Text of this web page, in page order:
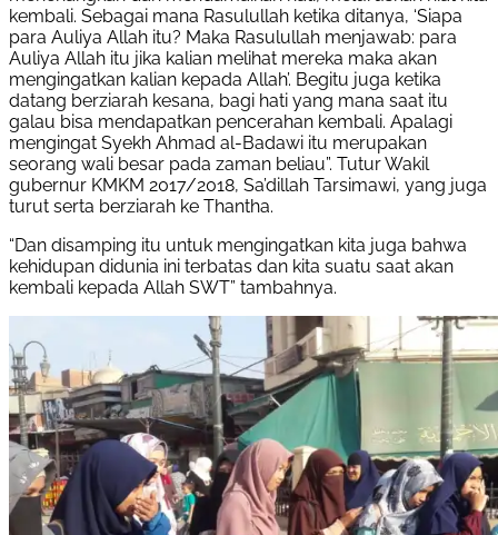
kembali. Sebagai mana Rasulullah ketika ditanya, ‘Siapa
para Auliya Allah itu? Maka Rasulullah menjawab: para
Auliya Allah itu jika kalian melihat mereka maka akan
mengingatkan kalian kepada Allah’. Begitu juga ketika
datang berziarah kesana, bagi hati yang mana saat itu
galau bisa mendapatkan pencerahan kembali. Apalagi
mengingat Syekh Ahmad al-Badawi itu merupakan
seorang wali besar pada zaman beliau”. Tutur Wakil
gubernur KMKM 2017/2018, Sa’dillah Tarsimawi, yang juga
turut serta berziarah ke Thantha.
“Dan disamping itu untuk mengingatkan kita juga bahwa
kehidupan didunia ini terbatas dan kita suatu saat akan
kembali kepada Allah SWT” tambahnya.